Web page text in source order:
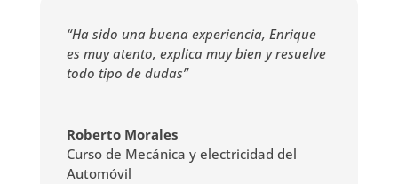
“Ha sido una buena experiencia, Enrique
es muy atento, explica muy bien y resuelve
todo tipo de dudas”
Roberto Morales
Curso de Mecánica y electricidad del
Automóvil